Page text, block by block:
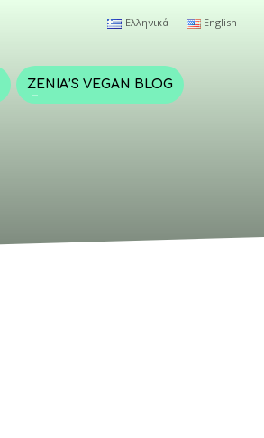
Ελληνικά English
ZENIA’S VEGAN BLOG